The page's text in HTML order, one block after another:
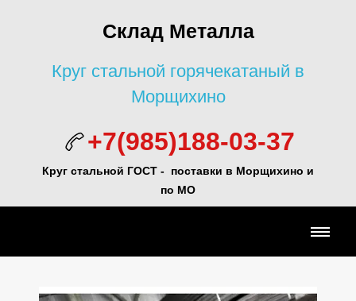
Склад Металла
Круг стальной горячекатаный в
Морщихино
+7(985)188-03-37
Круг стальной ГОСТ - поставки в Морщихино и
по МО